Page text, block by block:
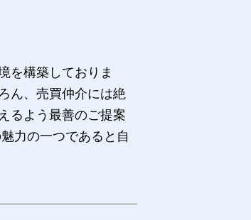
を構築しておりま
ん、売買仲介には絶
るよう最善のご提案
力の一つであると自